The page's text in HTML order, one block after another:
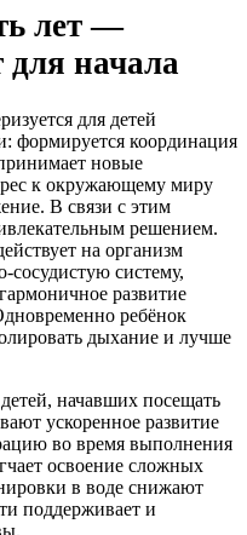
лет —
для начала
для детей
формируется координация
новые
к окружающему миру
В связи с этим
решением.
на организм
сосудистую систему,
развитие
ребёнок
дыхание и лучше
начавших посещать
ускоренное развитие
во время выполнения
освоение сложных
в воде снижают
поддерживает и